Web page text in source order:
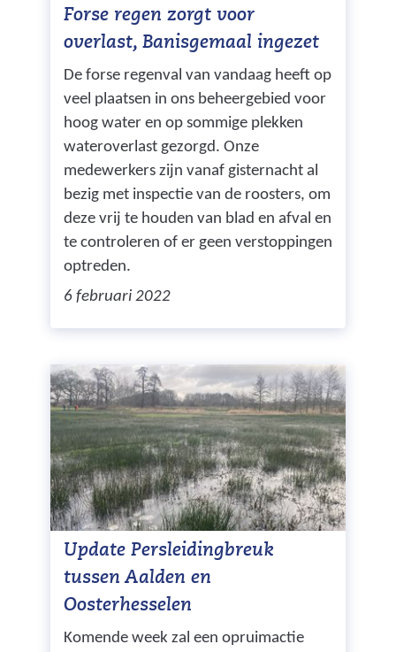
Forse regen zorgt voor
overlast, Banisgemaal ingezet
De forse regenval van vandaag heeft op
veel plaatsen in ons beheergebied voor
hoog water en op sommige plekken
wateroverlast gezorgd. Onze
medewerkers zijn vanaf gisternacht al
bezig met inspectie van de roosters, om
deze vrij te houden van blad en afval en
te controleren of er geen verstoppingen
optreden.
6 februari 2022
Update Persleidingbreuk
tussen Aalden en
Oosterhesselen
Komende week zal een opruimactie